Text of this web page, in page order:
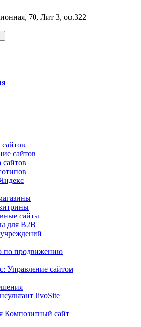
70, Лит 3, оф.322
сайтов
сайтов
сайты
для B2B
по продвижению
Управление сайтом
JivoSite
Композитный сайт